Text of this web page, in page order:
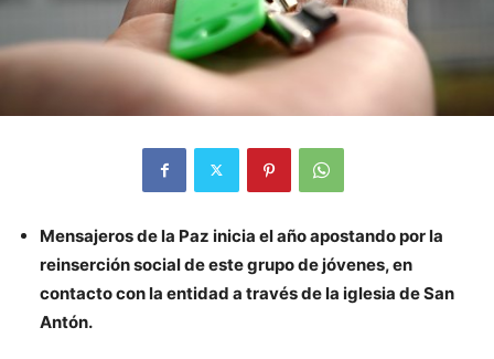
Mensajeros de la Paz inicia el año apostando por la
reinserción social de este grupo de jóvenes, en
contacto con la entidad a través de la iglesia de San
Antón.